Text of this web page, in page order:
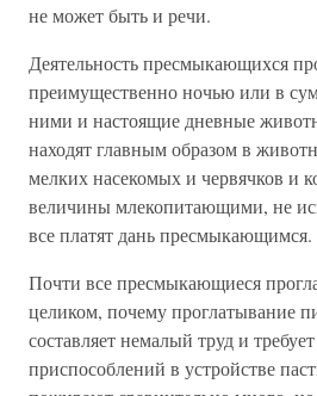
не может быть и речи.
Деятельность пресмыкающихся
преимущественно ночью или в
ними и настоящие дневные
находят главным образом в
мелких насекомых и червячков и
величины млекопитающими, не
все платят дань пресмыкающимся.
Почти все пресмыкающиеся
целиком, почему проглатывание
составляет немалый труд и
приспособлений в устройстве